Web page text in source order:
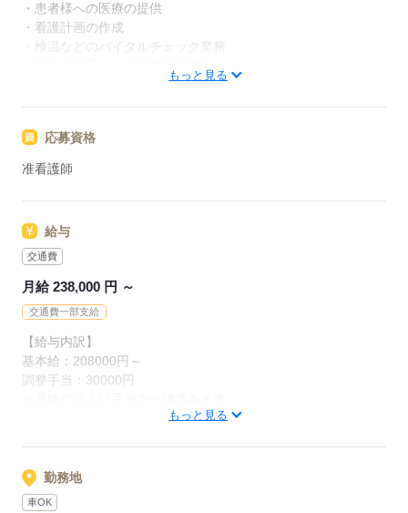
【もちろん無料】
費用は一切かかりません。
・患者様への医療の提供
・看護計画の作成
・検温などのバイタルチェック業務
◎プリセプターシップ制度あり
・マンツーマン指導でしっかりサポートしていただけます。
◎24時間保育所完備！
も安心して就業できます。
◎車通勤可能！
・駅から徒歩圏内のため、電車でも車でもアクセスしやすい立
地！
もっと見る
応募資格
准看護師
給与
交通費
月給 238,000 円 ～
交通費一部支給
【給与内訳】
基本給：208000円～
調整手当：30000円
もっと見る
勤務地
車OK